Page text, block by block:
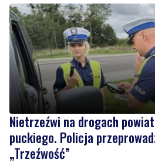
Nietrzeźwi na drogach
puckiego. Policja
„Trzeźwość”